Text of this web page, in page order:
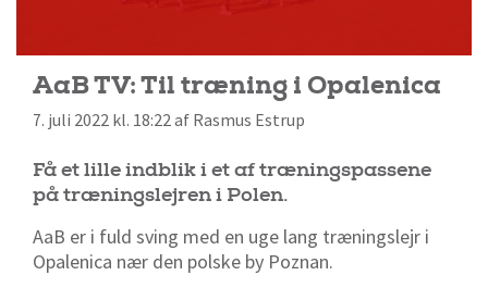
AaB TV: Til træning i Opalenica
7. juli 2022 kl. 18:22 af Rasmus Estrup
Få et lille indblik i et af træningspassene
på træningslejren i Polen.
AaB er i fuld sving med en uge lang træningslejr i
Opalenica nær den polske by Poznan.